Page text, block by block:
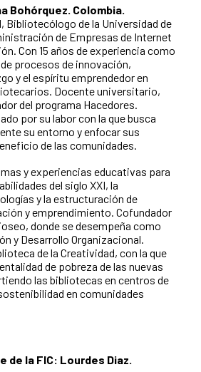
Bohórquez. Colombia.
Bibliotecólogo de la Universidad de
de Empresas de Internet
Con 15 años de experiencia como
procesos de innovación,
y el espíritu emprendedor en
Docente universitario,
del programa Hacedores.
por su labor con la que busca
su entorno y enfocar sus
de las comunidades.
y experiencias educativas para
del siglo XXI, la
y la estructuración de
y emprendimiento. Cofundador
donde se desempeña como
y Desarrollo Organizacional.
de la Creatividad, con la que
de pobreza de las nuevas
las bibliotecas en centros de
en comunidades
la FIC: Lourdes Diaz.